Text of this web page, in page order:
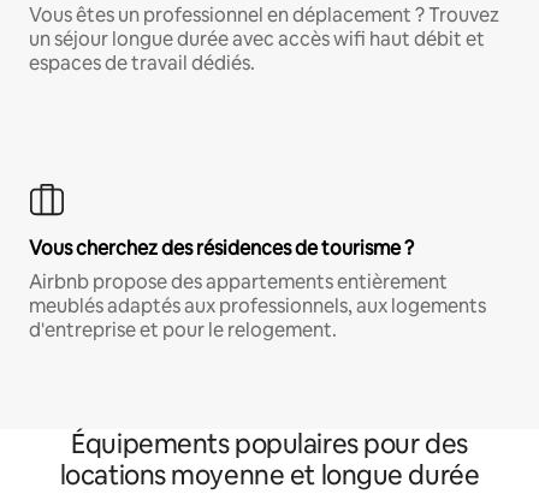
Vous êtes un professionnel en déplacement ? Trouvez
un séjour longue durée avec accès wifi haut débit et
espaces de travail dédiés.
Vous cherchez des résidences de tourisme ?
Airbnb propose des appartements entièrement
meublés adaptés aux professionnels, aux logements
d'entreprise et pour le relogement.
Équipements populaires pour des
locations moyenne et longue durée